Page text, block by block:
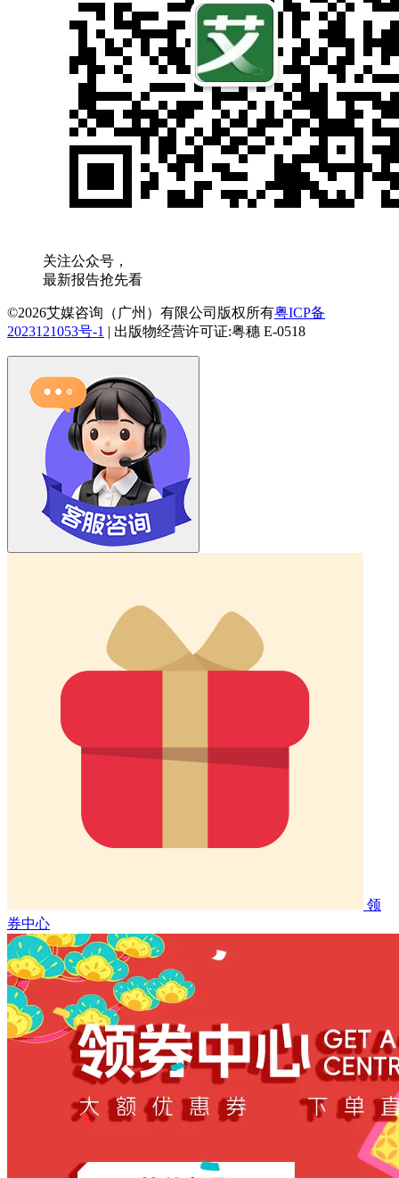
关注公众号，
最新报告抢先看
©2026艾媒咨询（广州）有限公司版权所有粤ICP备
2023121053号-1 | 出版物经营许可证:粤穗 E-0518
领
券中心